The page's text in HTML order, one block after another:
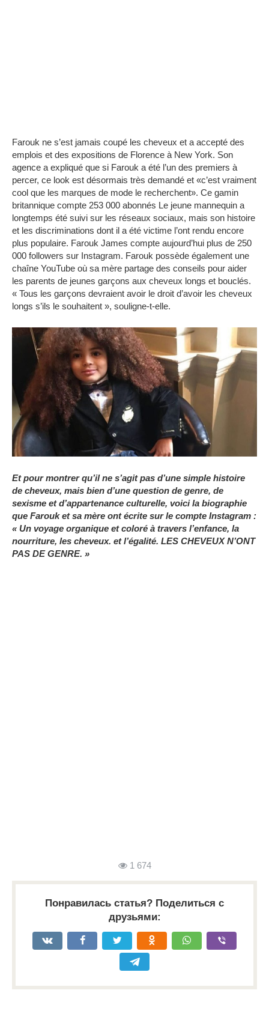
Farouk ne s’est jamais coupé les cheveux et a accepté des
emplois et des expositions de Florence à New York. Son
agence a expliqué que si Farouk a été l’un des premiers à
percer, ce look est désormais très demandé et «c’est vraiment
cool que les marques de mode le recherchent». Ce gamin
britannique compte 253 000 abonnés Le jeune mannequin a
longtemps été suivi sur les réseaux sociaux, mais son histoire
et les discriminations dont il a été victime l’ont rendu encore
plus populaire. Farouk James compte aujourd’hui plus de 250
000 followers sur Instagram. Farouk possède également une
chaîne YouTube où sa mère partage des conseils pour aider
les parents de jeunes garçons aux cheveux longs et bouclés.
« Tous les garçons devraient avoir le droit d’avoir les cheveux
longs s’ils le souhaitent », souligne-t-elle.
Et pour montrer qu’il ne s’agit pas d’une simple histoire
de cheveux, mais bien d’une question de genre, de
sexisme et d’appartenance culturelle, voici la biographie
que Farouk et sa mère ont écrite sur le compte Instagram :
« Un voyage organique et coloré à travers l’enfance, la
nourriture, les cheveux. et l’égalité. LES CHEVEUX N’ONT
PAS DE GENRE. »
1 674
Понравилась статья? Поделиться с
друзьями: